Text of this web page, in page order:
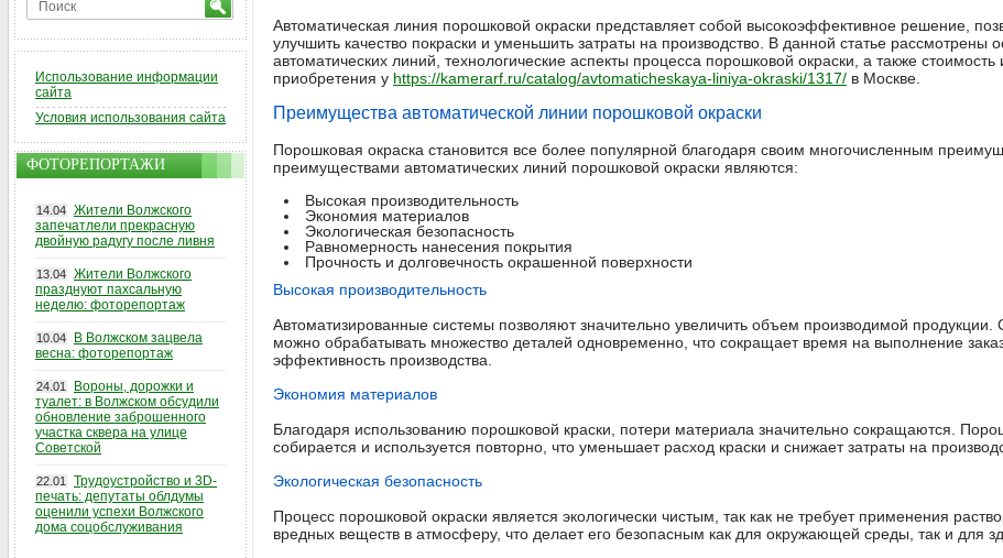
Автоматическая линия порошковой окраски представляет собой высокоэффективное решение,
улучшить качество покраски и уменьшить затраты на производство. В данной статье рассмотрены
автоматических линий, технологические аспекты процесса порошковой окраски, а также стоимость
приобретения у https://kamerarf.ru/catalog/avtomaticheskaya-liniya-okraski/1317/ в Москве.
Преимущества автоматической линии порошковой окраски
Порошковая окраска становится все более популярной благодаря своим многочисленным
преимуществами автоматических линий порошковой окраски являются:
Высокая производительность
Экономия материалов
Экологическая безопасность
Равномерность нанесения покрытия
Прочность и долговечность окрашенной поверхности
Высокая производительность
Автоматизированные системы позволяют значительно увеличить объем производимой
можно обрабатывать множество деталей одновременно, что сокращает время на выполнение
эффективность производства.
Экономия материалов
Благодаря использованию порошковой краски, потери материала значительно сокращаются.
собирается и используется повторно, что уменьшает расход краски и снижает затраты на
Экологическая безопасность
Процесс порошковой окраски является экологически чистым, так как не требует применения
вредных веществ в атмосферу, что делает его безопасным как для окружающей среды, так и для
Использование информации
сайта
Условия использования сайта
ФОТОРЕПОРТАЖИ
14.04 Жители Волжского
запечатлели прекрасную
двойную радугу после ливня
13.04 Жители Волжского
празднуют пахсальную
неделю: фоторепортаж
10.04
В Волжском зацвела
весна: фоторепортаж
24.01
Вороны, дорожки и
туалет: в Волжском обсудили
обновление заброшенного
участка сквера на улице
Советской
22.01
Трудоустройство и 3D-
печать: депутаты облдумы
оценили успехи Волжского
дома соцобслуживания